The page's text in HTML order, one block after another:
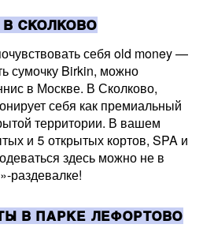
СКОЛКОВО
себя old money —
сумочку Birkin, можно
в Москве. В Сколково,
себя как премиальный
территории. В вашем
и 5 открытых кортов, SPA и
здесь можно не в
раздевалке!
В ПАРКЕ ЛЕФОРТОВО